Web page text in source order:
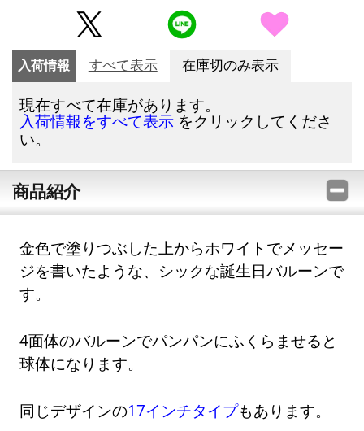
入荷情報 すべて表示 在庫切のみ表示
現在すべて在庫があります。
入荷情報をすべて表示 をクリックしてくださ
い。
商品紹介
金色で塗りつぶした上からホワイトでメッセー
ジを書いたような、シックな誕生日バルーンで
す。
4面体のバルーンでパンパンにふくらませると
球体になります。
同じデザインの17インチタイプもあります。